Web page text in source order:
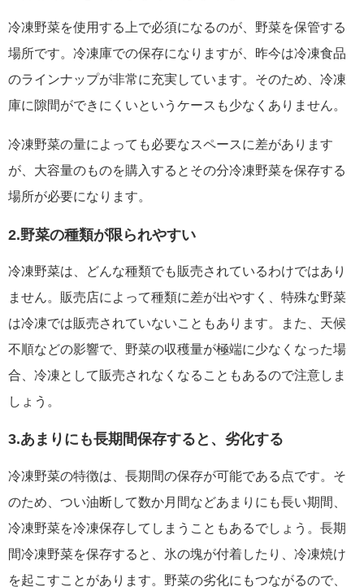
冷凍野菜を使用する上で必須になるのが、野菜を保管する
場所です。冷凍庫での保存になりますが、昨今は冷凍食品
のラインナップが非常に充実しています。そのため、冷凍
庫に隙間ができにくいというケースも少なくありません。
冷凍野菜の量によっても必要なスペースに差があります
が、大容量のものを購入するとその分冷凍野菜を保存する
場所が必要になります。
2.野菜の種類が限られやすい
冷凍野菜は、どんな種類でも販売されているわけではあり
ません。販売店によって種類に差が出やすく、特殊な野菜
は冷凍では販売されていないこともあります。また、天候
不順などの影響で、野菜の収穫量が極端に少なくなった場
合、冷凍として販売されなくなることもあるので注意しま
しょう。
3.あまりにも長期間保存すると、劣化する
冷凍野菜の特徴は、長期間の保存が可能である点です。そ
のため、つい油断して数か月間などあまりにも長い期間、
冷凍野菜を冷凍保存してしまうこともあるでしょう。長期
間冷凍野菜を保存すると、氷の塊が付着したり、冷凍焼け
を起こすことがあります。野菜の劣化にもつながるので、